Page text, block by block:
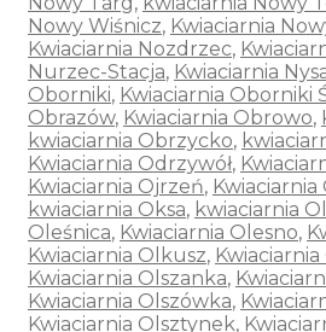
Nowy Wiśnicz, Kwiaciarnia
Kwiaciarnia Nozdrzec,
Nurzec-Stacja, Kwiaciarnia
Oborniki, Kwiaciarnia Oborniki
Obrazów, Kwiaciarnia Obrowo,
kwiaciarnia Obrzycko,
Kwiaciarnia Odrzywół,
Kwiaciarnia Ojrzeń,
kwiaciarnia Oksa, kwiaciarnia
Oleśnica, Kwiaciarnia Olesno,
Kwiaciarnia Olkusz,
Kwiaciarnia Olszanka,
Kwiaciarnia Olszówka,
Kwiaciarnia Olsztynek,